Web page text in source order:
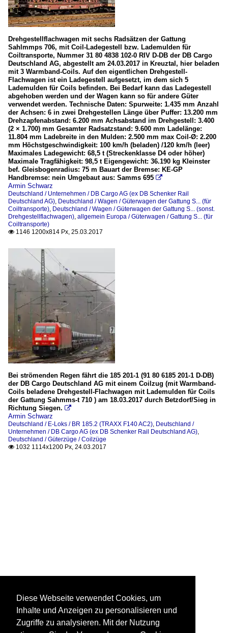
Drehgestellflachwagen mit sechs Radsätzen der Gattung
Sahlmmps 706, mit Coil-Ladegestell bzw. Lademulden für
Coiltransporte, Nummer 31 80 4838 102-0 RIV D-DB der DB Cargo
Deutschland AG, abgestellt am 24.03.2017 in Kreuztal, hier beladen
mit 3 Warmband-Coils. Auf den eigentlichen Drehgestell-
Flachwagen ist ein Ladegestell aufgesetzt, im dem sich 5
Lademulden für Coils befinden. Bei Bedarf kann das Ladegestell
abgehoben werden und der Wagen kann so für andere Güter
verwendet werden. Technische Daten: Spurweite: 1.435 mm Anzahl
der Achsen: 6 in zwei Drehgestellen Länge über Puffer: 13.200 mm
Drehzapfenabstand: 6.200 mm Achsabstand im Drehgestell: 3.400
(2 × 1.700) mm Gesamter Radsatzstand: 9.600 mm Ladelänge:
11.804 mm Ladebreite in den Mulden: 2.500 mm max Coil-Ø: 2.200
mm Höchstgeschwindigkeit: 100 km/h (beladen) /120 km/h (leer)
Maximales Ladegewicht: 68,5 t (Streckenklasse D4 oder höher)
Maximale Tragfähigkeit: 98,5 t Eigengewicht: 36.190 kg Kleinster
bef. Gleisbogenradius: 75 m Bauart der Bremse: KE-GP
Handbremse: nein Umgebaut aus: Samms 695 
Armin Schwarz
Deutschland / Unternehmen / DB Cargo AG (ex DB Schenker Rail
Deutschland AG), Deutschland / Wagen / Güterwagen der Gattung S... (für
Coiltransporte), Deutschland / Wagen / Güterwagen der Gattung S... (sonst.
Drehgestellflachwagen), allgemein Europa / Güterwagen / Gattung S... (für
Coiltransporte)
 1146 1200x814 Px, 25.03.2017
Bei strömenden Regen fährt die 185 201-1 (91 80 6185 201-1 D-DB)
der DB Cargo Deutschland AG mit einem Coilzug (mit Warmband-
Coils beladene Drehgestell-Flachwagen mit Lademulden für Coils
der Gattung Sahmms-t 710 ) am 18.03.2017 durch Betzdorf/Sieg in
Richtung Siegen. 
Armin Schwarz
Deutschland / E-Loks / BR 185.2 (TRAXX F140 AC2), Deutschland /
Unternehmen / DB Cargo AG (ex DB Schenker Rail Deutschland AG),
Deutschland / Güterzüge / Coilzüge
 1032 1114x1200 Px, 24.03.2017
Diese Webseite verwendet Cookies, um
Inhalte und Anzeigen zu personalisieren und
Zugriffe zu analysieren. Mit der Nutzung